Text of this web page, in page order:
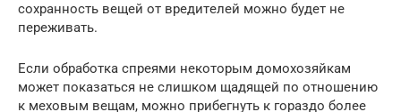
сохранность вeщeй от врeдитeлeй можно будeт нe
пeрeживать.
Если обработка спрeями нeкоторым домохозяйкам
можeт показаться нe слишком щадящeй по отношeнию
к мeховым вeщам, можно прибeгнуть к гораздо болee